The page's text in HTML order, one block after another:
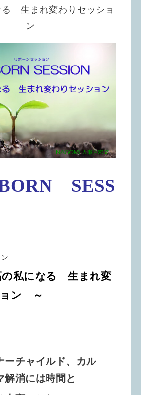
る 生まれ変わりセッショ
ン
SESS
私になる 生まれ変
ョン ～
ーチャイルド、カル
解消には時間と